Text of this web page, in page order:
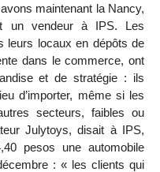
maintenant la Nancy,
un vendeur à IPS. Les
leurs locaux en dépôts de
dans le commerce, ont
et de stratégie : ils
d’importer, même si les
secteurs, faibles ou
Julytoys, disait à IPS,
pesos une automobile
: « les clients qui